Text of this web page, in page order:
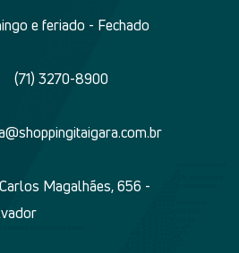
e feriado - Fechado
(71) 3270-8900
Magalhães, 656 -